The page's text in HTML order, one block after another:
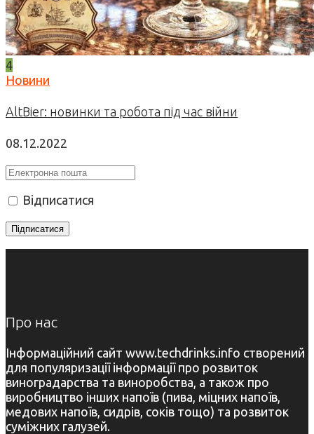
4
Новини
AltBier: новинки та робота під час війни
08.12.2022
Відписатися
Про нас
Інформаційний сайт www.techdrinks.info створений
для популяризації інформації про розвиток
виноградарства та виноробства, а також про
виробництво інших напоїв (пива, міцних напоїв,
медових напоїв, сидрів, соків тощо) та розвиток
суміжних галузей.